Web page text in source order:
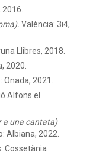
València: 3i4,
Llibres, 2018.
2020.
Onada, 2021.
Alfons el
a una cantata)
Albiana, 2022.
Cossetània